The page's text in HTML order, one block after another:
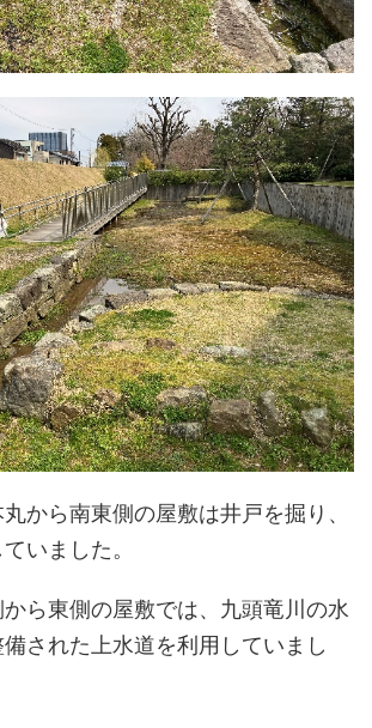
から南東側の屋敷は井戸を掘り、
いました。
ら東側の屋敷では、九頭竜川の水
された上水道を利用していまし